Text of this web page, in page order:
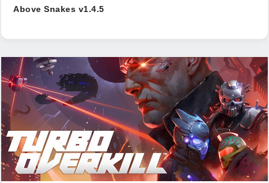
Above Snakes v1.4.5